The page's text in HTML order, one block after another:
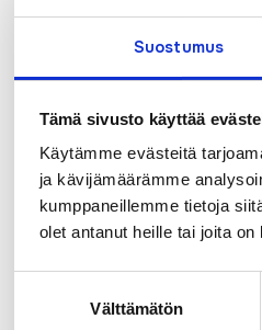
Suostumus
Tämä sivusto käyttää
Käytämme evästeitä
ja kävijämäärämme
kumppaneillemme tietoja
olet antanut heille tai joita
Välttämätön
itkin ja
-
puoli
omat